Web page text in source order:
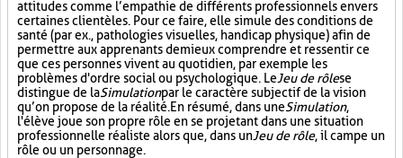
attitudes comme l’empathie de différents professionnels envers
certaines clientèles. Pour ce faire, elle simule des conditions de
santé (par ex., pathologies visuelles, handicap physique) afin de
permettre aux apprenants de mieux comprendre et ressentir ce
que ces personnes vivent au quotidien, par exemple les
problèmes d'ordre social ou psychologique. LeJeu de rôlese
distingue de laSimulationpar le caractère subjectif de la vision
qu’on propose de la réalité. En résumé, dans uneSimulation,
l'élève joue son propre rôle en se projetant dans une situation
professionnelle réaliste alors que, dans unJeu de rôle, il campe un
rôle ou un personnage.